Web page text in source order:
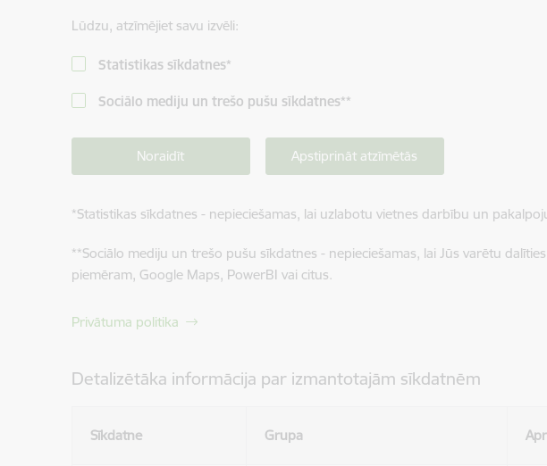
Lūdzu, atzīmējiet savu izvēli:
Statistikas sīkdatnes*
Sociālo mediju un trešo pušu sīkdatnes**
Noraidīt Apstiprināt atzīmētās
*Statistikas sīkdatnes - nepieciešamas, lai uzlabotu vietnes darbību un
**Sociālo mediju un trešo pušu sīkdatnes - nepieciešamas, lai Jūs varētu
piemēram, Google Maps, PowerBI vai citus.
Privātuma politika
Detalizētāka informācija par izmantotajām sīkdatnēm
Sīkdatne Grupa